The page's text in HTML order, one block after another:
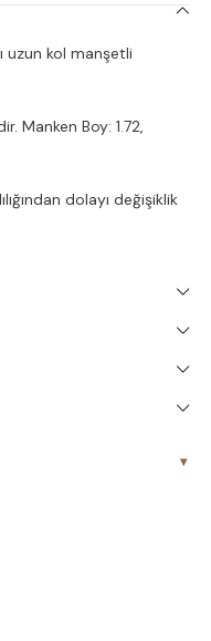
uzun kol manşetli
Manken Boy: 1.72,
dolayı değişiklik
▾